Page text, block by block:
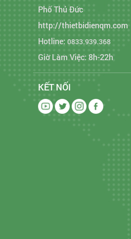
Phố Thủ Đức
http://thietbidienqm.com
Hotline: 0833.939.368
Giờ Làm Việc: 8h-22h
KẾT NỐI